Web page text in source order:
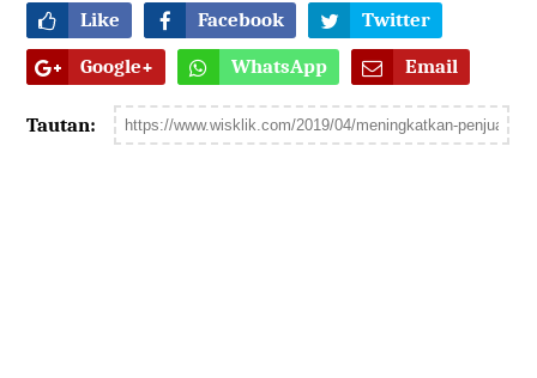
Like Facebook Twitter
Google+ WhatsApp Email
Tautan: